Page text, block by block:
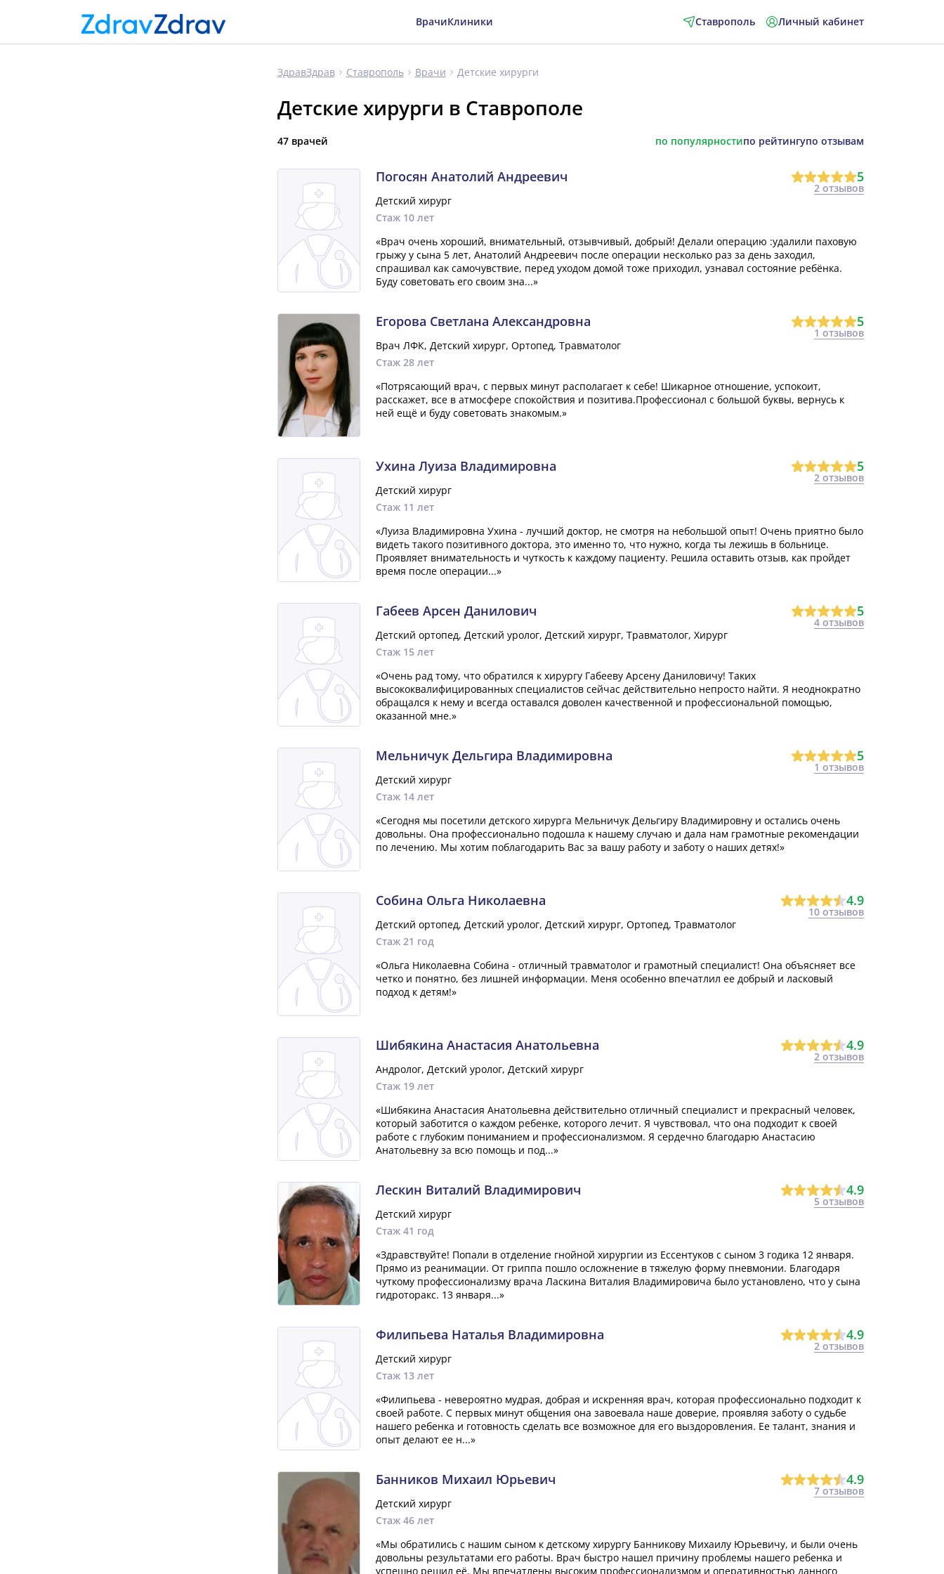
ВрачиКлиники Ставрополь Личный кабинет
ЗдравЗдрав Ставрополь Врачи Детские хирурги
Детские хирурги в Ставрополе
47 врачей по популярностипо рейтингупо отзывам
Погосян Анатолий Андреевич 5
2 отзывов
Детский хирург
Стаж 10 лет
«Врач очень хороший, внимательный, отзывчивый, добрый! Делали операцию :удалили паховую
грыжу у сына 5 лет, Анатолий Андреевич после операции несколько раз за день заходил,
спрашивал как самочувствие, перед уходом домой тоже приходил, узнавал состояние ребёнка.
Буду советовать его своим зна...»
Егорова Светлана Александровна 5
1 отзывов
Врач ЛФК, Детский хирург, Ортопед, Травматолог
Стаж 28 лет
«Потрясающий врач, с первых минут располагает к себе! Шикарное отношение, успокоит,
расскажет, все в атмосфере спокойствия и позитива.Профессионал с большой буквы, вернусь к
ней ещё и буду советовать знакомым.»
Ухина Луиза Владимировна 5
2 отзывов
Детский хирург
Стаж 11 лет
«Луиза Владимировна Ухина - лучший доктор, не смотря на небольшой опыт! Очень приятно было
видеть такого позитивного доктора, это именно то, что нужно, когда ты лежишь в больнице.
Проявляет внимательность и чуткость к каждому пациенту. Решила оставить отзыв, как пройдет
время после операции...»
Габеев Арсен Данилович 5
4 отзывов
Детский ортопед, Детский уролог, Детский хирург, Травматолог, Хирург
Стаж 15 лет
«Очень рад тому, что обратился к хирургу Габееву Арсену Даниловичу! Таких
высококвалифицированных специалистов сейчас действительно непросто найти. Я неоднократно
обращался к нему и всегда оставался доволен качественной и профессиональной помощью,
оказанной мне.»
Мельничук Дельгира Владимировна 5
1 отзывов
Детский хирург
Стаж 14 лет
«Сегодня мы посетили детского хирурга Мельничук Дельгиру Владимировну и остались очень
довольны. Она профессионально подошла к нашему случаю и дала нам грамотные рекомендации
по лечению. Мы хотим поблагодарить Вас за вашу работу и заботу о наших детях!»
Собина Ольга Николаевна 4.9
10 отзывов
Детский ортопед, Детский уролог, Детский хирург, Ортопед, Травматолог
Стаж 21 год
«Ольга Николаевна Собина - отличный травматолог и грамотный специалист! Она объясняет все
четко и понятно, без лишней информации. Меня особенно впечатлил ее добрый и ласковый
подход к детям!»
Шибякина Анастасия Анатольевна 4.9
2 отзывов
Андролог, Детский уролог, Детский хирург
Стаж 19 лет
«Шибякина Анастасия Анатольевна действительно отличный специалист и прекрасный человек,
который заботится о каждом ребенке, которого лечит. Я чувствовал, что она подходит к своей
работе с глубоким пониманием и профессионализмом. Я сердечно благодарю Анастасию
Анатольевну за всю помощь и под...»
Лескин Виталий Владимирович 4.9
5 отзывов
Детский хирург
Стаж 41 год
«Здравствуйте! Попали в отделение гнойной хирургии из Ессентуков с сыном 3 годика 12 января.
Прямо из реанимации. От гриппа пошло осложнение в тяжелую форму пневмонии. Благодаря
чуткому профессионализму врача Ласкина Виталия Владимировича было установлено, что у сына
гидроторакс. 13 января...»
Филипьева Наталья Владимировна 4.9
2 отзывов
Детский хирург
Стаж 13 лет
«Филипьева - невероятно мудрая, добрая и искренняя врач, которая профессионально подходит к
своей работе. С первых минут общения она завоевала наше доверие, проявляя заботу о судьбе
нашего ребенка и готовность сделать все возможное для его выздоровления. Ее талант, знания и
опыт делают ее н...»
Банников Михаил Юрьевич 4.9
7 отзывов
Детский хирург
Стаж 46 лет
«Мы обратились с нашим сыном к детскому хирургу Банникову Михаилу Юрьевичу, и были очень
довольны результатами его работы. Врач быстро нашел причину проблемы нашего ребенка и
успешно решил её. Мы впечатлены высоким профессионализмом и оперативностью данного